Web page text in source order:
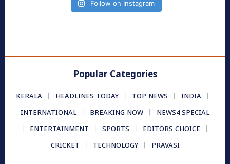
Follow on Instagram
Popular Categories
KERALA HEADLINES TODAY TOP NEWS
INDIA
INTERNATIONAL
BREAKING NOW
NEWS4 SPECIAL
ENTERTAINMENT
SPORTS
EDITORS CHOICE
CRICKET
TECHNOLOGY PRAVASI